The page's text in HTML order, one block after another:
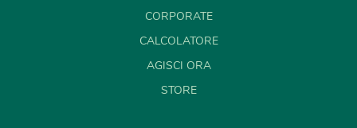
CORPORATE
CALCOLATORE
AGISCI ORA
STORE